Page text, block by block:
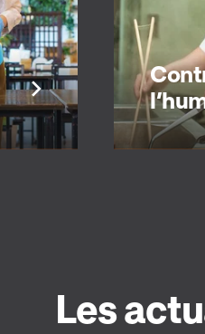
Restez
Les